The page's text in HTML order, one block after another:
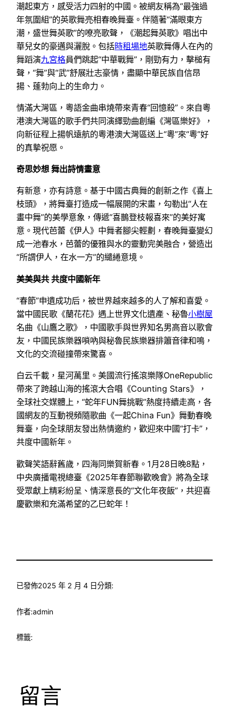
潮起東方，感受活力四射的中國。被網友稱為“最強過
年氛圍組”的英歌舞亮相春晚舞臺。伴隨著“滿眼東方
潮，盛世舞英歌”的嘹亮歌聲，《潮起舞英歌》唱出中
華兒女的豪邁與灑脫。包括時租場地英歌舞傳人在內的
舞蹈演九宮格員們跳起“中華戰舞”，剛勁有力，擊槌有
聲，“舞”與“武”舒展壯志豪情，盡顯中華民族自信昂
揚、蓬勃向上的生命力。
情滿大灣區，粵語金曲串燒帶來青春“回憶殺”。來自粵
港澳大灣區的歌手們共同演繹勁曲創編《灣區樂好》，
向新征程上揚帆遠航的粵港澳大灣區送上“粵”來“粵”好
的真摯祝愿。
奇思妙想 舞出詩情畫意
有新意，亦有詩意。基于中國古典舞的創新之作《喜上
枝頭》，將舞臺打造成一幅展開的宋畫，勾勒出“人在
畫中舞”的美學意象，傳遞“喜鵲登枝報喜來”的美好寓
意。現代芭蕾《伊人》中舞者腳尖輕劃，春晚舞臺變幻
成一池春水，芭蕾的優雅與水的靈動完美融合，營造出
“所謂伊人，在水一方”的繾綣意境。
美美與共 共度中國新年
“春節”申遺成功后，被世界越來越多的人了解和喜愛。
當中國民歌《蘭花花》遇上世界文化遺產、秘魯小樹屋
名曲《山鷹之歌》，中國歌手與世界知名男高音以歌會
友，中國民族樂器嗩吶與秘魯民族樂器排簫音律和鳴，
文化的交流碰撞帶來驚喜。
白云千載，星河萬里。美國流行搖滾樂隊OneRepublic
帶來了跨越山海的搖滾大合唱《Counting Stars》，
全球社交媒體上，“蛇年FUN舞挑戰”熱度持續走高，各
國網友的互動視頻隨歌曲《一起China Fun》舞動春晚
舞臺，向全球朋友發出熱情邀約，歡迎來中國“打卡”，
共度中國新年。
歡聲笑語辭舊歲，四海同樂賀新春。1月28日晚8點，
中央廣播電視總臺《2025年春節聯歡晚會》將為全球
受眾獻上精彩紛呈、情深意長的“文化年夜飯”，共迎喜
慶歡樂和充滿希望的乙巳蛇年！
已發佈2025 年 2 月 4 日分類:
作者:admin
標籤:
留言